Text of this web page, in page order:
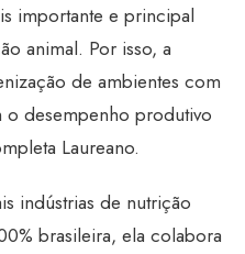
importante e principal
animal. Por isso, a
de ambientes com
o desempenho produtivo
Laureano.
indústrias de nutrição
brasileira, ela colabora